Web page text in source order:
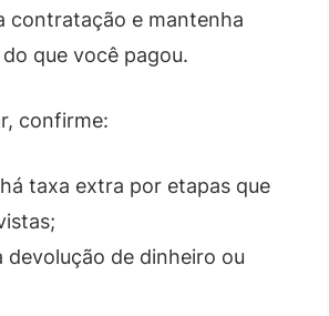
contratação e mantenha
que você pagou.
confirme:
taxa extra por etapas que
devolução de dinheiro ou